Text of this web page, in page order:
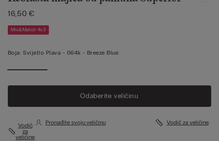
16,50 €
Mix&Match 4x3
Boja: Svijetlo Plava - 064k - Breeze Blue
Odaberite veličinu
Vodič
za
veličine
Pronađite svoju veličinu Vodič za veličine